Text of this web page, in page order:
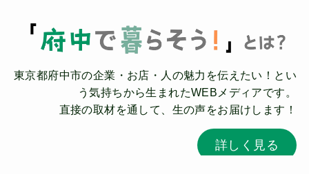
東京都府中市の企業・お店・人の魅力を伝えたい！とい
う気持ちから生まれたWEBメディアです。
直接の取材を通して、生の声をお届けします！
詳しく見る